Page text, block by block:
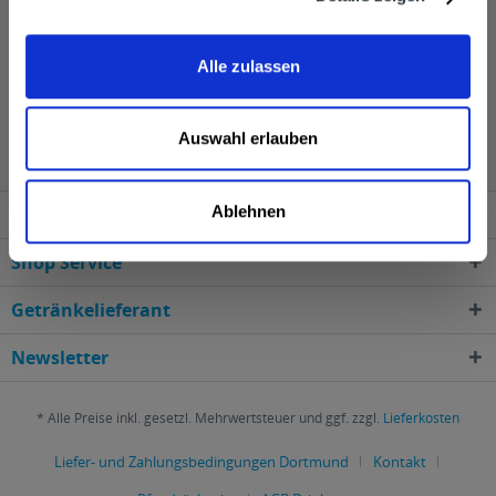
Alle zulassen
Auswahl erlauben
Ablehnen
Nescafe wird in den folgenden Regionen, Städten,
Orten und Postleitzahl-Gebieten geliefert
Shop Service
Getränkelieferant
Newsletter
* Alle Preise inkl. gesetzl. Mehrwertsteuer und ggf. zzgl. Lieferkosten
Liefer- und Zahlungsbedingungen Dortmund
Kontakt